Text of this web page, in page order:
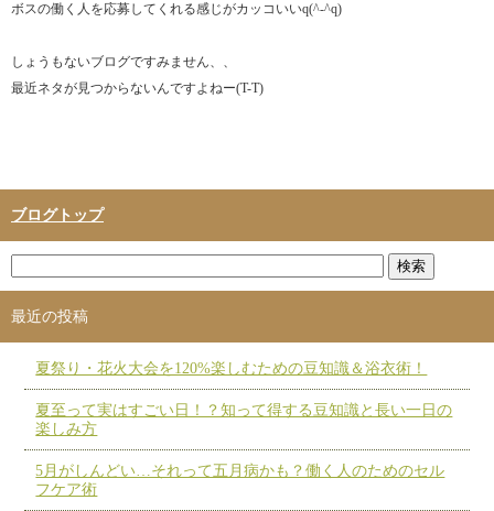
ボスの働く人を応募してくれる感じがカッコいいq(^-^q)
しょうもないブログですみません、、
最近ネタが見つからないんですよねー(T-T)
ブログトップ
最近の投稿
夏祭り・花火大会を120%楽しむための豆知識＆浴衣術！
夏至って実はすごい日！？知って得する豆知識と長い一日の
楽しみ方
5月がしんどい…それって五月病かも？働く人のためのセル
フケア術